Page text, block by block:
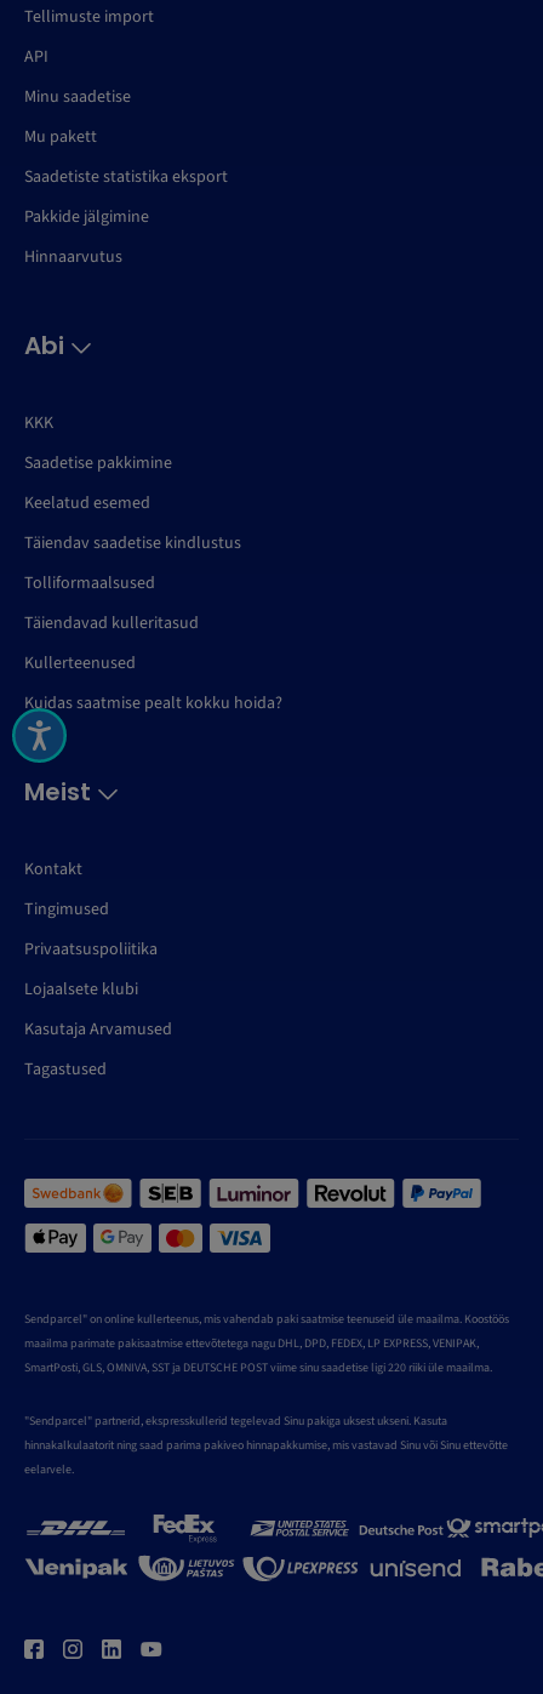
Tellimuste import
API
Minu saadetise
Mu pakett
Saadetiste statistika eksport
Pakkide jälgimine
Hinnaarvutus
Abi
KKK
Saadetise pakkimine
Keelatud esemed
Täiendav saadetise kindlustus
Tolliformaalsused
Täiendavad kulleritasud
Kullerteenused
Kuidas saatmise pealt kokku hoida?
Meist
Kontakt
Tingimused
Privaatsuspoliitika
Lojaalsete klubi
Kasutaja Arvamused
Tagastused
Sendparcel" on online kullerteenus, mis vahendab paki saatmise teenuseid üle maailma. Koostöös
maailma parimate pakisaatmise ettevõtetega nagu DHL, DPD, FEDEX, LP EXPRESS, VENIPAK,
SmartPosti, GLS, OMNIVA, SST ja DEUTSCHE POST viime sinu saadetise ligi 220 riiki üle maailma.
"Sendparcel" partnerid, ekspresskullerid tegelevad Sinu pakiga uksest ukseni. Kasuta
hinnakalkulaatorit ning saad parima pakiveo hinnapakkumise, mis vastavad Sinu või Sinu ettevõtte
eelarvele.